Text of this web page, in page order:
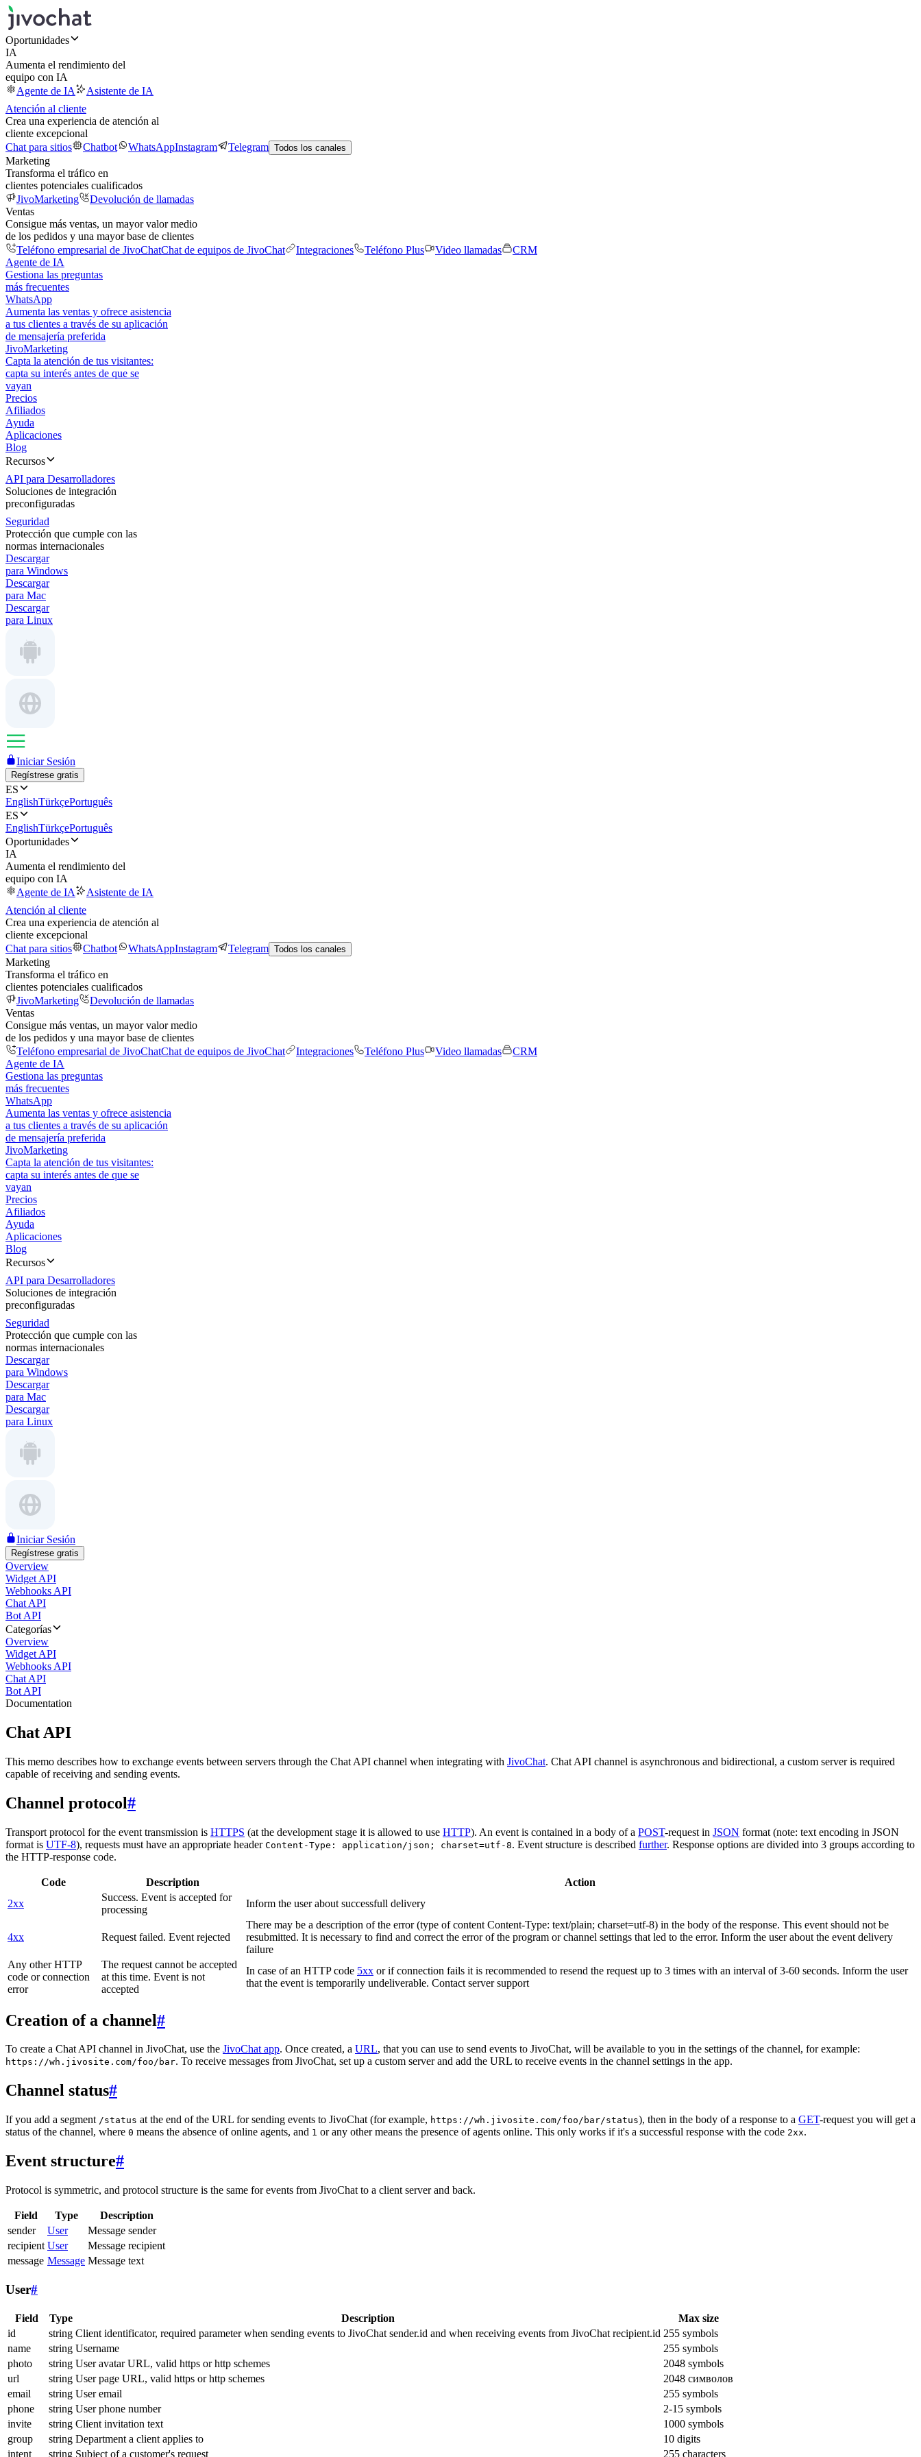
Oportunidades
IA
Aumenta el rendimiento del
equipo con IA
Agente de IA
Asistente de IA
Atención al cliente
Crea una experiencia de atención al
cliente excepcional
Chat para sitios
Chatbot WhatsAppInstagram Telegram Todos los canales
Marketing
Transforma el tráfico en
clientes potenciales cualificados
JivoMarketing
Devolución de llamadas
Ventas
Consigue más ventas, un mayor valor medio
de los pedidos y una mayor base de clientes
Teléfono empresarial de JivoChatChat de equipos de JivoChat Integraciones Teléfono Plus Video llamadas
CRM
Agente de IA
Gestiona las preguntas
más frecuentes
WhatsApp
Aumenta las ventas y ofrece asistencia
a tus clientes a través de su aplicación
de mensajería preferida
JivoMarketing
Capta la atención de tus visitantes:
capta su interés antes de que se
vayan
Precios
Afiliados
Ayuda
Aplicaciones
Blog
Recursos
API para Desarrolladores
Soluciones de integración
preconfiguradas
Seguridad
Protección que cumple con las
normas internacionales
Descargar
para Windows
Descargar
para Mac
Descargar
para Linux
Iniciar Sesión
Regístrese gratis
ES
EnglishTürkçePortuguês
ES
EnglishTürkçePortuguês
Oportunidades
IA
Aumenta el rendimiento del
equipo con IA
Agente de IA
Asistente de IA
Atención al cliente
Crea una experiencia de atención al
cliente excepcional
Chat para sitios
Chatbot WhatsAppInstagram Telegram Todos los canales
Marketing
Transforma el tráfico en
clientes potenciales cualificados
JivoMarketing
Devolución de llamadas
Ventas
Consigue más ventas, un mayor valor medio
de los pedidos y una mayor base de clientes
Teléfono empresarial de JivoChatChat de equipos de JivoChat Integraciones Teléfono Plus Video llamadas
CRM
Agente de IA
Gestiona las preguntas
más frecuentes
WhatsApp
Aumenta las ventas y ofrece asistencia
a tus clientes a través de su aplicación
de mensajería preferida
JivoMarketing
Capta la atención de tus visitantes:
capta su interés antes de que se
vayan
Precios
Afiliados
Ayuda
Aplicaciones
Blog
Recursos
API para Desarrolladores
Soluciones de integración
preconfiguradas
Seguridad
Protección que cumple con las
normas internacionales
Descargar
para Windows
Descargar
para Mac
Descargar
para Linux
Iniciar Sesión
Regístrese gratis
Overview
Widget API
Webhooks API
Chat API
Bot API
Categorías
Overview
Widget API
Webhooks API
Chat API
Bot API
Documentation
Chat API
This memo describes how to exchange events between servers through the Chat API channel when integrating with JivoChat. Chat API channel is asynchronous and bidirectional, a custom server is required
capable of receiving and sending events.
Channel protocol#
Transport protocol for the event transmission is HTTPS (at the development stage it is allowed to use HTTP). An event is contained in a body of a POST-request in JSON format (note: text encoding in JSON
format is UTF-8), requests must have an appropriate header Content-Type: application/json; charset=utf-8. Event structure is described further. Response options are divided into 3 groups according to
the HTTP-response code.
Code Description
Action
2xx
Success. Event is accepted for
processing
Inform the user about successfull delivery
4xx Request failed. Event rejected
There may be a description of the error (type of content Content-Type: text/plain; charset=utf-8) in the body of the response. This event should not be
resubmitted. It is necessary to find and correct the error of the program or channel settings that led to the error. Inform the user about the event delivery
failure
Any other HTTP
code or connection
error
The request cannot be accepted
at this time. Event is not
accepted
In case of an HTTP code 5xx or if connection fails it is recommended to resend the request up to 3 times with an interval of 3-60 seconds. Inform the user
that the event is temporarily undeliverable. Contact server support
Creation of a channel#
To create a Chat API channel in JivoChat, use the JivoChat app. Once created, a URL, that you can use to send events to JivoChat, will be available to you in the settings of the channel, for example:
https://wh.jivosite.com/foo/bar. To receive messages from JivoChat, set up a custom server and add the URL to receive events in the channel settings in the app.
Channel status#
If you add a segment /status at the end of the URL for sending events to JivoChat (for example, https://wh.jivosite.com/foo/bar/status), then in the body of a response to a GET-request you will get a
status of the channel, where 0 means the absence of online agents, and 1 or any other means the presence of agents online. This only works if it's a successful response with the code 2xx.
Event structure#
Protocol is symmetric, and protocol structure is the same for events from JivoChat to a client server and back.
Field Type
Description
sender
User
Message sender
recipient User
Message recipient
message Message Message text
User#
Field Type Description
Max size
id
string Client identificator, required parameter when sending events to JivoChat sender.id and when receiving events from JivoChat recipient.id 255 symbols
name
string Username
255 symbols
photo
string User avatar URL, valid https or http schemes
2048 symbols
url
string User page URL, valid https or http schemes
2048 символов
email
string User email
255 symbols
phone
string User phone number
2-15 symbols
invite
string Client invitation text
1000 symbols
group
string Department a client applies to
10 digits
intent
string Subject of a customer's request 255 characters